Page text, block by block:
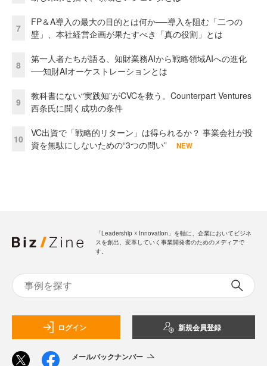
7
FP＆A導入の最大の目的とは何か──導入を阻む「二つの
壁」、本社経営企画が果たすべき「真の役割」とは
8
第一人者たちが語る、知財業務AIから戦略領域AIへの進化
──知財AIオーケストレーションとは
9
教科書にない“実践知”がCVCを救う。Counterpart Ventures
西条氏に聞く成功の条件
10
VC出資で「戦略的リターン」は得られるか？ 事業会社が投
資を無駄にしないための“3つの問い”
NEW
「Leadership ☓ Innovation」を軸に、企業においてビジネ
スを創出、変革していく事業開発者のためのメディアで
す。
ログイン 新規会員登録
メールバックナンバー